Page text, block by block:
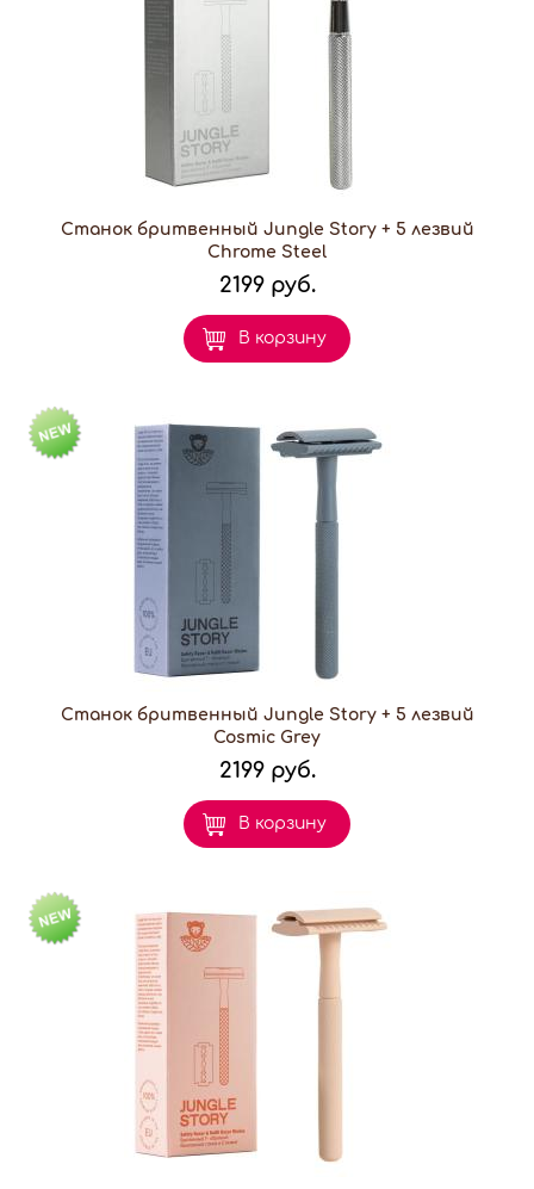
Станок бритвенный Jungle Story + 5 лезвий
Chrome Steel
2199 руб.
В корзину
Станок бритвенный Jungle Story + 5 лезвий
Cosmic Grey
2199 руб.
В корзину